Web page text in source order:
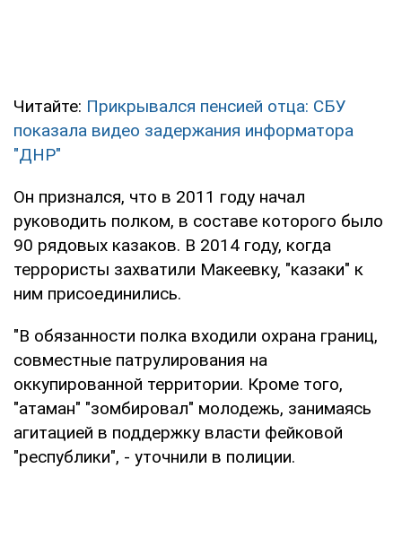
Читайте: Прикрывался пенсией отца: СБУ
показала видео задержания информатора
"ДНР"
Он признался, что в 2011 году начал
руководить полком, в составе которого было
90 рядовых казаков. В 2014 году, когда
террористы захватили Макеевку, "казаки" к
ним присоединились.
"В обязанности полка входили охрана границ,
совместные патрулирования на
оккупированной территории. Кроме того,
"атаман" "зомбировал" молодежь, занимаясь
агитацией в поддержку власти фейковой
"республики", - уточнили в полиции.